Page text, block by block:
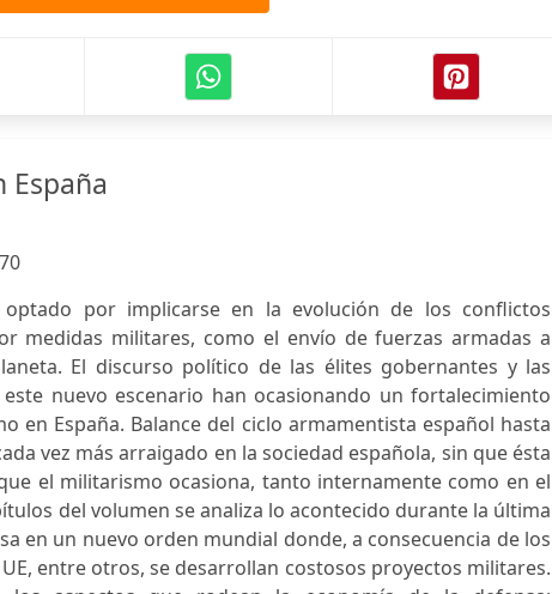
optado por implicarse en la evolución de los conflictos
medidas militares, como el envío de fuerzas armadas a
El discurso político de las élites gobernantes y las
nuevo escenario han ocasionando un fortalecimiento
en España. Balance del ciclo armamentista español hasta
vez más arraigado en la sociedad española, sin que ésta
el militarismo ocasiona, tanto internamente como en el
del volumen se analiza lo acontecido durante la última
en un nuevo orden mundial donde, a consecuencia de los
entre otros, se desarrollan costosos proyectos militares.